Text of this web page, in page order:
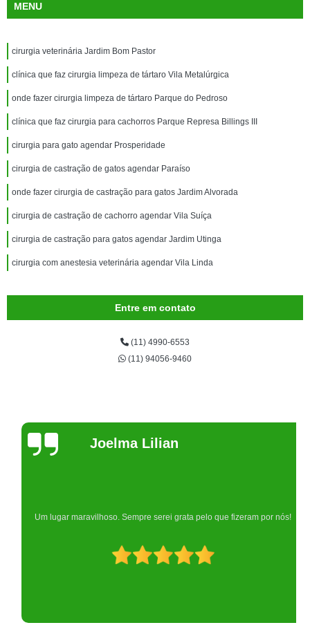
MENU
cirurgia veterinária Jardim Bom Pastor
clínica que faz cirurgia limpeza de tártaro Vila Metalúrgica
onde fazer cirurgia limpeza de tártaro Parque do Pedroso
clínica que faz cirurgia para cachorros Parque Represa Billings III
cirurgia para gato agendar Prosperidade
cirurgia de castração de gatos agendar Paraíso
onde fazer cirurgia de castração para gatos Jardim Alvorada
cirurgia de castração de cachorro agendar Vila Suíça
cirurgia de castração para gatos agendar Jardim Utinga
cirurgia com anestesia veterinária agendar Vila Linda
Entre em contato
(11) 4990-6553
(11) 94056-9460
Joelma Lilian
Um lugar maravilhoso. Sempre serei grata pelo que fizeram por nós!